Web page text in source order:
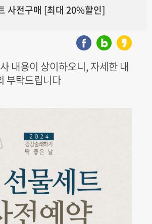
사전구매 [최대 20%할인]
내용이 상이하오니, 자세한 내
부탁드립니다